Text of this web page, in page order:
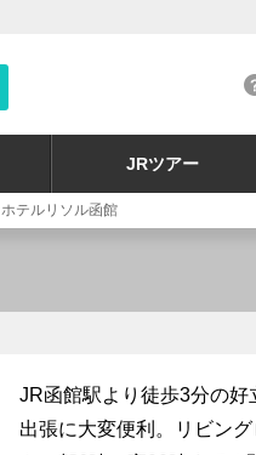
JRツアー
ホテルリソル函館
JR函館駅より徒歩3分の
出張に大変便利。リビン